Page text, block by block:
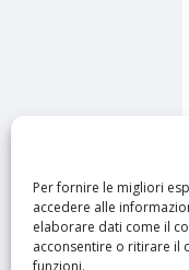
Per fornire le migliori
accedere alle
elaborare dati come il
acconsentire o ritirare il
funzioni.